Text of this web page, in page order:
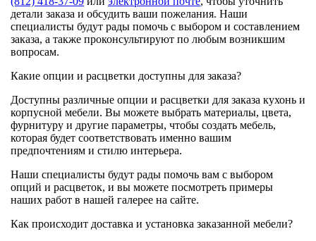
детали заказа и обсудить ваши пожелания. Наши
специалисты будут рады помочь с выбором и составлением
заказа, а также проконсультируют по любым возникшим
вопросам.
Какие опции и расцветки доступны для заказа?
Доступны различные опции и расцветки для заказа кухонь и
корпусной мебели. Вы можете выбрать материалы, цвета,
фурнитуру и другие параметры, чтобы создать мебель,
которая будет соответствовать именно вашим
предпочтениям и стилю интерьера.
Наши специалисты будут рады помочь вам с выбором
опций и расцветок, и вы можете посмотреть примеры
наших работ в нашей галерее на сайте.
Как происходит доставка и установка заказанной мебели?